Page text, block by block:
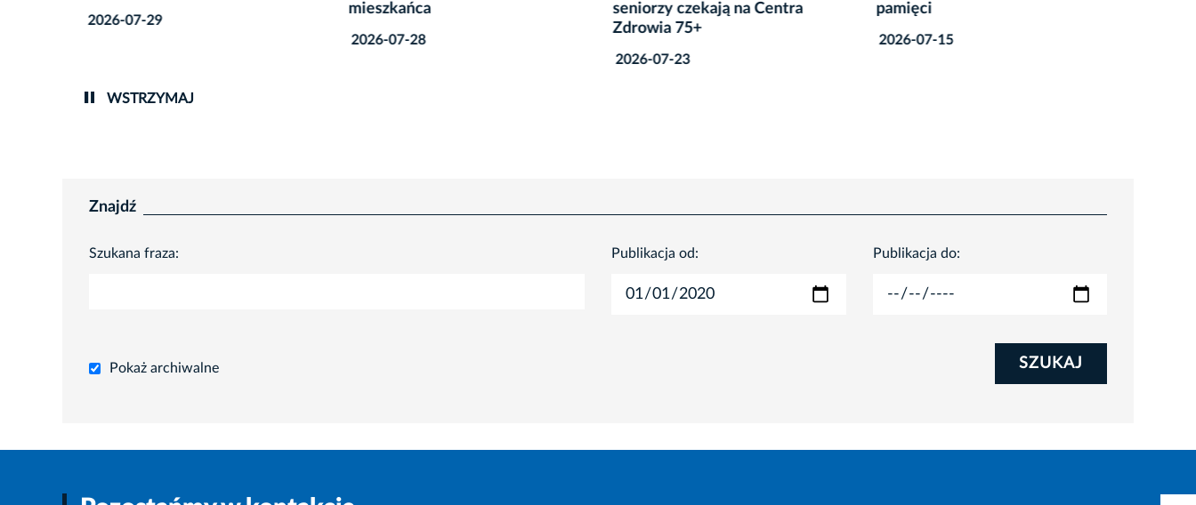
2026-07-29
mieszkańca
2026-07-28
seniorzy czekają na Centra
Zdrowia 75+
2026-07-23
pamięci
2026-07-15
WSTRZYMAJ
Znajdź
Szukana fraza: Publikacja od: Publikacja do:
Pokaż archiwalne SZUKAJ